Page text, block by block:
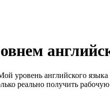
уровень английского
реально получить рабочую